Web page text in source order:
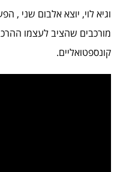
וגיא לוי, יוצא אלבום שני ,
מורכבים שהציב לעצמו
קונספטואליים.